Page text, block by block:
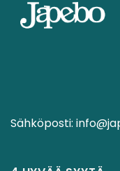
Sähköposti: